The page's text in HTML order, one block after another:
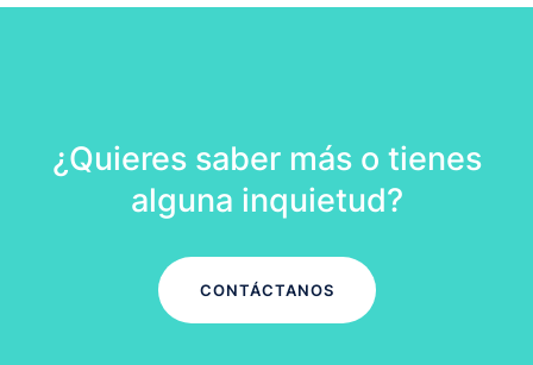
¿Quieres saber más o tienes
alguna inquietud?
CONTÁCTANOS